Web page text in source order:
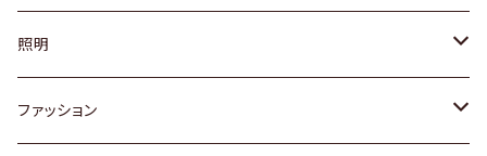
ソファ / ベンチ
チェア / スツール
照明
ペンダントライト
ファッション